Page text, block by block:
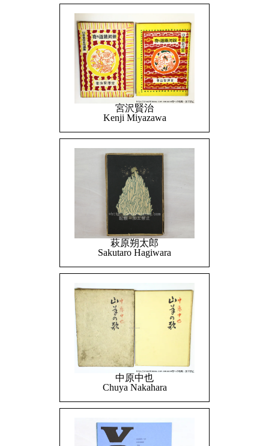
宮沢賢治
Kenji Miyazawa
萩原朔太郎
Sakutaro Hagiwara
中原中也
Chuya Nakahara